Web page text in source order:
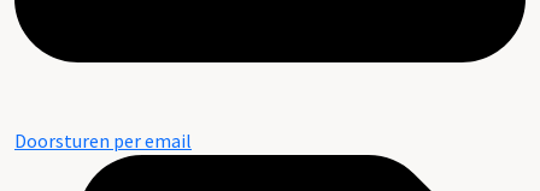
Doorsturen per email